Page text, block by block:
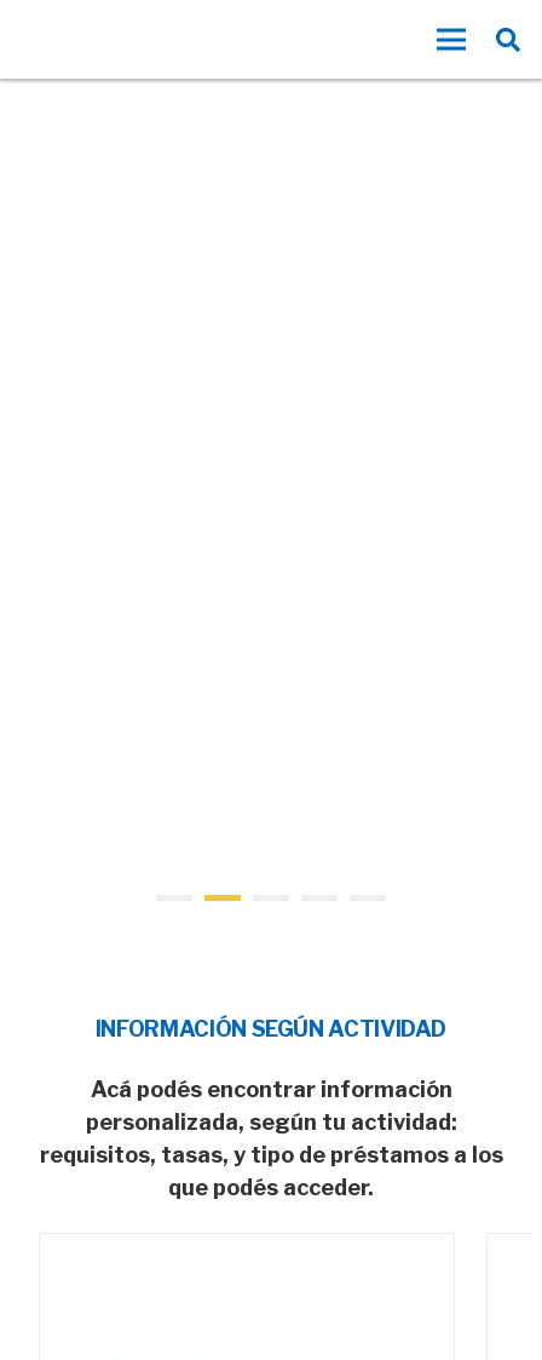
INFORMACIÓN SEGÚN ACTIVIDAD
Acá podés encontrar información
personalizada, según tu actividad:
requisitos, tasas, y tipo de préstamos a los
que podés acceder.